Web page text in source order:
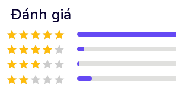
Đánh giá